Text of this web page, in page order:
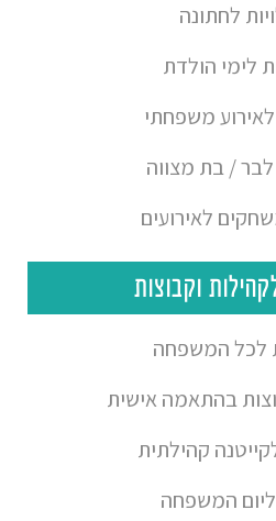
לחתונה
לימי הולדת
לאירוע משפחתי
לבר / בת מצווה
לאירועים
וקבוצות
לכל המשפחה
בהתאמה אישית
קהילתית
ליום המשפחה